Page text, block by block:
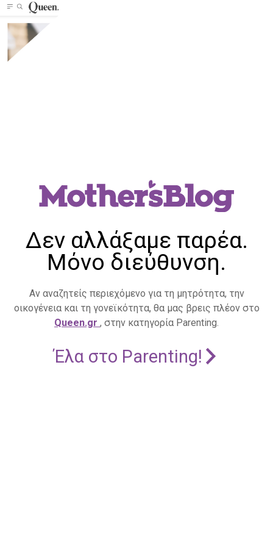
Δεν αλλάξαμε παρέα.
Μόνο διεύθυνση.
Αν αναζητείς περιεχόμενο για τη μητρότητα, την
οικογένεια και τη γονεϊκότητα, θα μας βρεις πλέον στο
Queen.gr , στην κατηγορία Parenting.
Έλα στο Parenting!